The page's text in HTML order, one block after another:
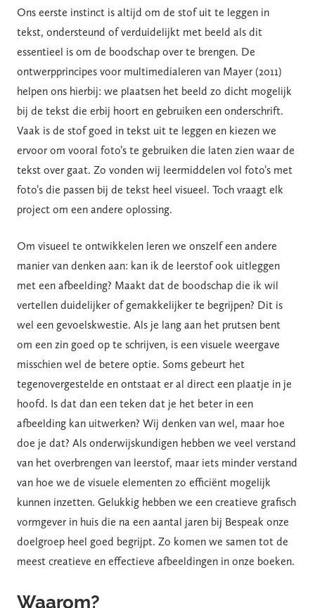
Ons eerste instinct is altijd om de stof uit te leggen in
tekst, ondersteund of verduidelijkt met beeld als dit
essentieel is om de boodschap over te brengen. De
ontwerpprincipes voor multimedialeren van Mayer (2011)
helpen ons hierbij: we plaatsen het beeld zo dicht mogelijk
bij de tekst die erbij hoort en gebruiken een onderschrift.
Vaak is de stof goed in tekst uit te leggen en kiezen we
ervoor om vooral foto’s te gebruiken die laten zien waar de
tekst over gaat. Zo vonden wij leermiddelen vol foto’s met
foto’s die passen bij de tekst heel visueel. Toch vraagt elk
project om een andere oplossing.
Om visueel te ontwikkelen leren we onszelf een andere
manier van denken aan: kan ik de leerstof ook uitleggen
met een afbeelding? Maakt dat de boodschap die ik wil
vertellen duidelijker of gemakkelijker te begrijpen? Dit is
wel een gevoelskwestie. Als je lang aan het prutsen bent
om een zin goed op te schrijven, is een visuele weergave
misschien wel de betere optie. Soms gebeurt het
tegenovergestelde en ontstaat er al direct een plaatje in je
hoofd. Is dat dan een teken dat je het beter in een
afbeelding kan uitwerken? Wij denken van wel, maar hoe
doe je dat? Als onderwijskundigen hebben we veel verstand
van het overbrengen van leerstof, maar iets minder verstand
van hoe we de visuele elementen zo efficiënt mogelijk
kunnen inzetten. Gelukkig hebben we een creatieve grafisch
vormgever in huis die na een aantal jaren bij Bespeak onze
doelgroep heel goed begrijpt. Zo komen we samen tot de
meest creatieve en effectieve afbeeldingen in onze boeken.
Waarom?